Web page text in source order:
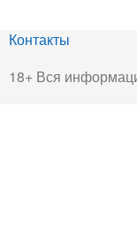
Контакты
18+ Вся